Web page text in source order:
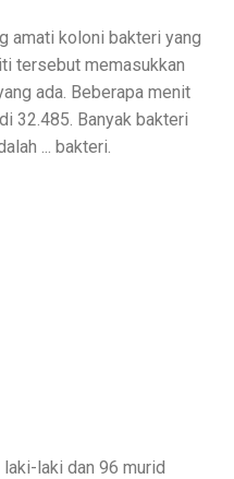
amati koloni bakteri yang
tersebut memasukkan
ada. Beberapa menit
32.485. Banyak bakteri
... bakteri.
laki dan 96 murid